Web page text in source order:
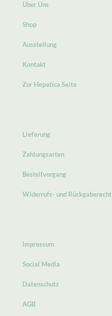
Über Uns
Shop
Ausstellung
Kontakt
Zur Hepatica Seite
Lieferung
Zahlungsarten
Bestellvorgang
Widerrufs- und Rückgaberecht
Impressum
Social Media
Datenschutz
AGB